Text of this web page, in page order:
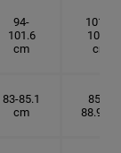
94-
101.6
cm
101.6-
109.2
cm
83-85.1
cm
85.1-
88.9 cm